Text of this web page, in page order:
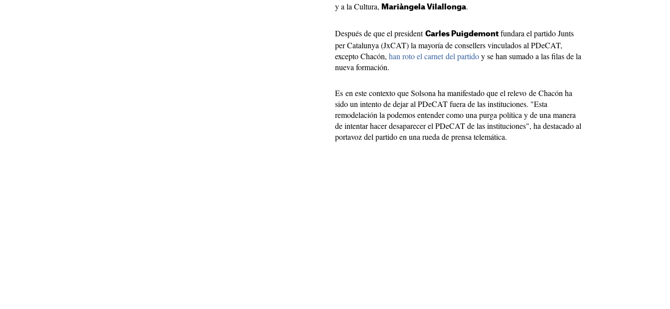
y a la Cultura, Mariàngela Vilallonga.
Después de que el president Carles Puigdemont fundara el partido Junts
per Catalunya (JxCAT) la mayoría de consellers vinculados al PDeCAT,
excepto Chacón, han roto el carnet del partidoy se han sumado a las filas de la
nueva formación.
Es en este contexto que Solsona ha manifestado que el relevo de Chacón ha
sido un intento de dejar al PDeCAT fuera de las instituciones. "Esta
remodelación la podemos entender como una purga política y de una manera
de intentar hacer desaparecer el PDeCAT de las instituciones", ha destacado al
portavoz del partido en una rueda de prensa telemática.